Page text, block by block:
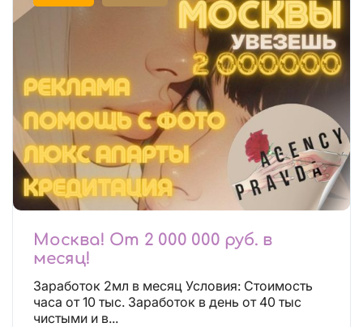
Москва! От 2 000 000 руб. в
месяц!
Заработок 2мл в месяц Условия: Стоимость
часа от 10 тыс. Заработок в день от 40 тыс
чистыми и в...